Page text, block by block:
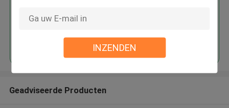
INZENDEN
- onderaan Module
Doorgaan
Geadviseerde Producten